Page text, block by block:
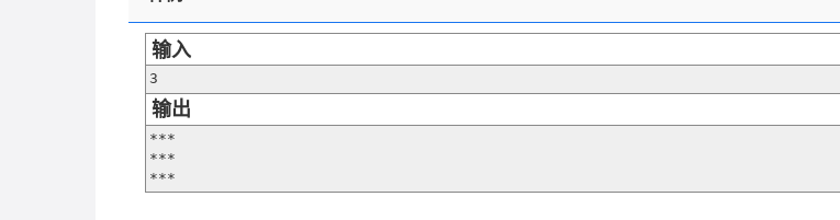
输入
3
输出
***
***
***